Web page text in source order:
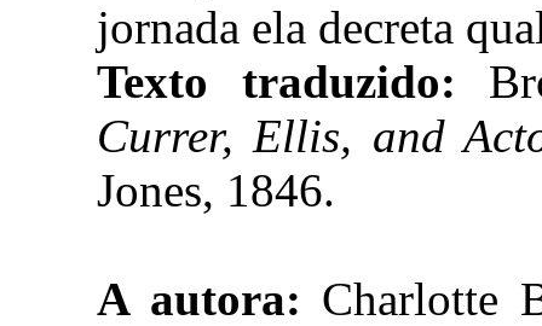
jornada ela decreta
Texto traduzido:
Currer, Ellis, and
Jones, 1846.
A autora: Charlotte